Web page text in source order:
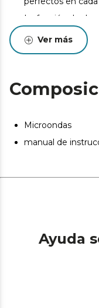
La función de
alimentos se
preservando su
más pequeños.
Ver más
Microondas
manual de
Ayuda